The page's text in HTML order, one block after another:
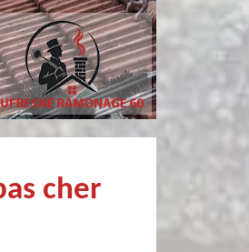
cher